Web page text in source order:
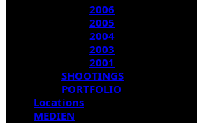
2006
2005
2004
2003
2001
SHOOTINGS
PORTFOLIO
Locations
MEDIEN